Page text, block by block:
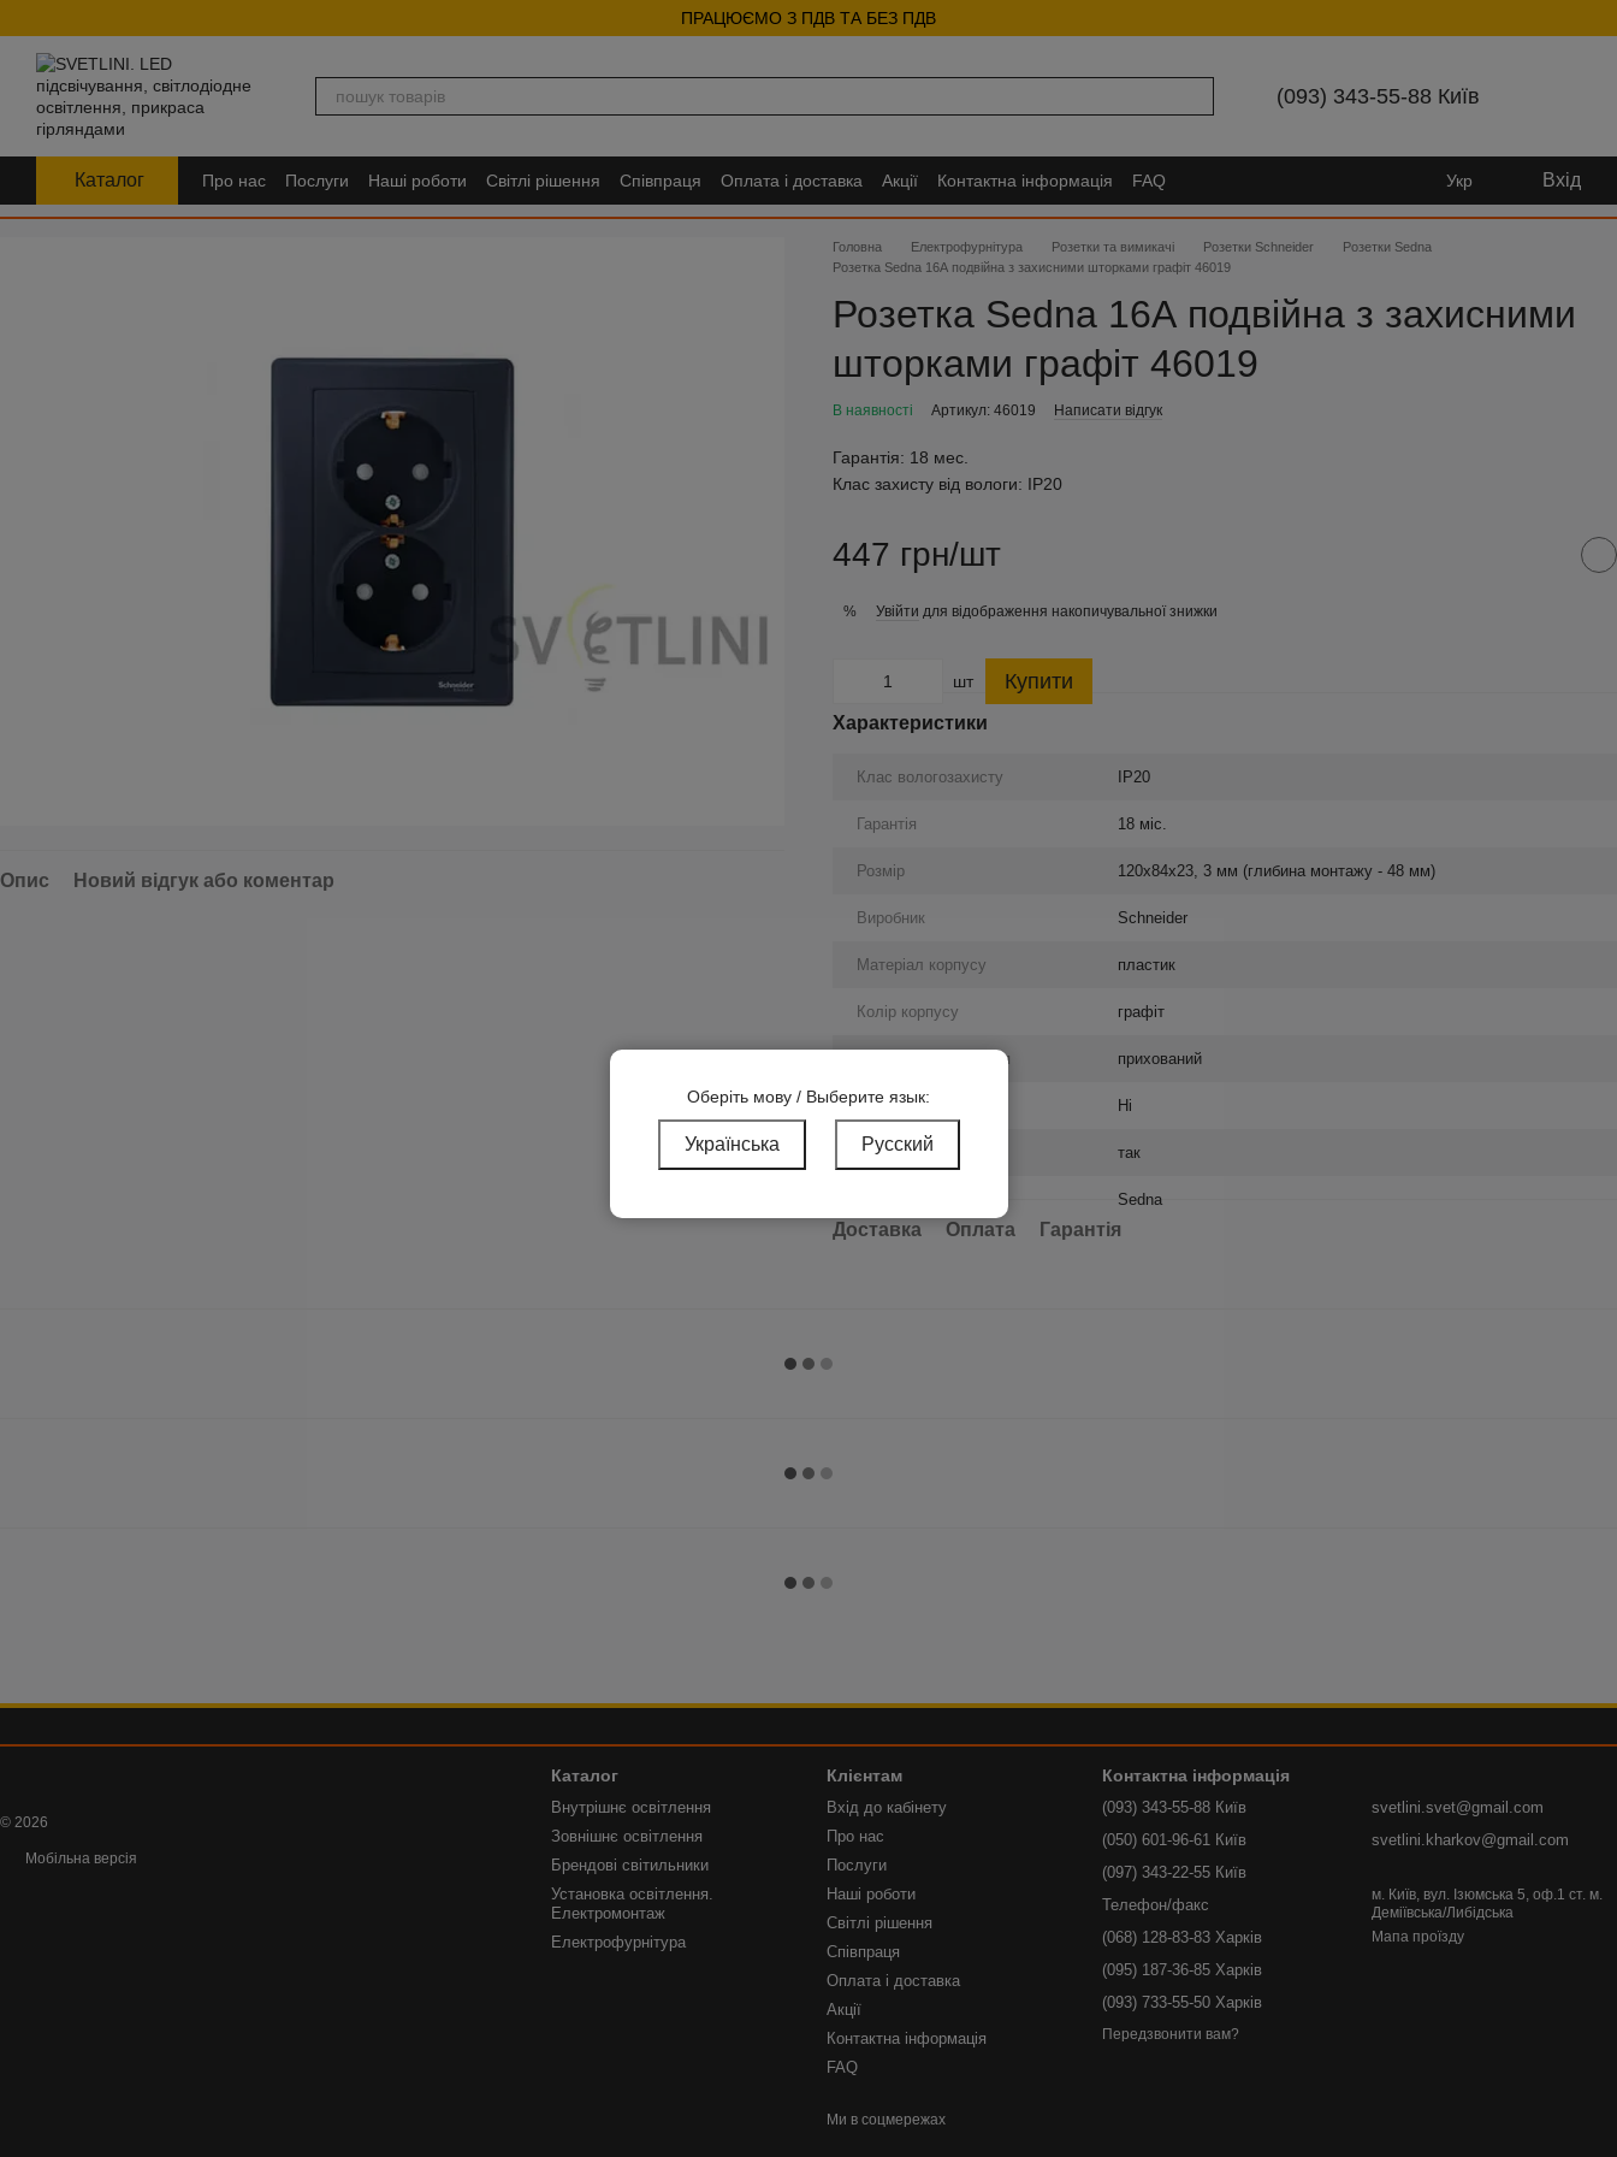
ПРАЦЮЄМО З ПДВ ТА БЕЗ ПДВ
(093) 343-55-88 Київ
Каталог Про нас Послуги Наші роботи Світлі рішення Співпраця Оплата і доставка Акції Контактна інформація FAQ Укр Вхід
Опис Новий відгук або коментар
Головна Електрофурнітура Розетки та вимикачі Розетки Schneider
Розетки Sedna
Розетка Sedna 16А подвійна з захисними шторками графіт 46019
Розетка Sedna 16А подвійна з захисними
шторками графіт 46019
В наявності Артикул: 46019 Написати відгук
Гарантія: 18 мес.
Клас захисту від вологи: IP20
447 грн/шт
% Увійти для відображення накопичувальної знижки
шт Купити
Характеристики
Клас вологозахисту IP20
Гарантія 18 міс.
Розмір 120х84х23, 3 мм (глибина монтажу - 48 мм)
Виробник Schneider
Матеріал корпусу пластик
Колір корпусу графіт
Спосіб встановлення прихований
Підсвічування Ні
Заземлення так
Sedna
Доставка Оплата Гарантія
© 2026
Мобільна версія
Каталог
Внутрішнє освітлення
Зовнішнє освітлення
Брендові світильники
Установка освітлення.
Електромонтаж
Електрофурнітура
Клієнтам
Вхід до кабінету
Про нас
Послуги
Наші роботи
Світлі рішення
Співпраця
Оплата і доставка
Акції
Контактна інформація
FAQ
Ми в соцмережах
Контактна інформація
(093) 343-55-88 Київ
(050) 601-96-61 Київ
(097) 343-22-55 Київ
Телефон/факс
(068) 128-83-83 Харків
(095) 187-36-85 Харків
(093) 733-55-50 Харків
Передзвонити вам?
svetlini.svet@gmail.com
svetlini.kharkov@gmail.com
м. Київ, вул. Ізюмська 5, оф.1 ст. м.
Деміївська/Либідська
Мапа проїзду
Оберіть мову / Выберите язык:
Українська Русский